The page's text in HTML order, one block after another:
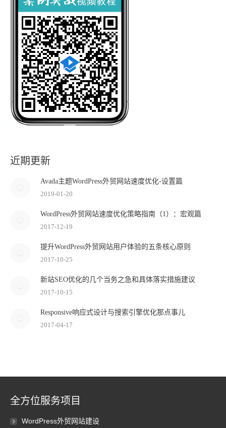
近期更新
Avada主题WordPress外贸网站速度优化-设置篇
2019-01-20
WordPress外贸网站速度优化策略指南（1）：宏观篇
2017-12-19
提升WordPress外贸网站用户体验的五条核心原则
2017-10-25
新站SEO优化的几个当务之急和具体落实措施建议
2017-10-15
Responsive响应式设计与搜索引擎优化那点事儿
2017-04-17
全方位服务项目
WordPress外贸网站建设